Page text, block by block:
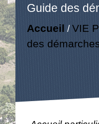
Guide des
Accueil /VIE
des